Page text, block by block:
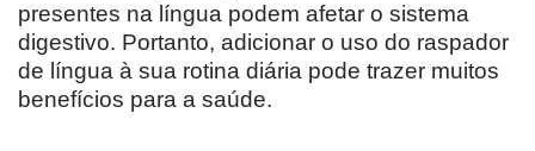
presentes na língua podem afetar o sistema
digestivo. Portanto, adicionar o uso do raspador
de língua à sua rotina diária pode trazer muitos
benefícios para a saúde.